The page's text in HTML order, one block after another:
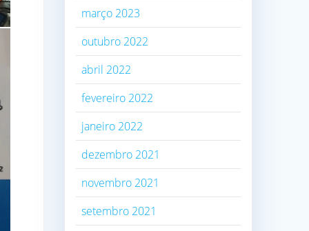
março 2023
outubro 2022
abril 2022
fevereiro 2022
janeiro 2022
dezembro 2021
novembro 2021
setembro 2021